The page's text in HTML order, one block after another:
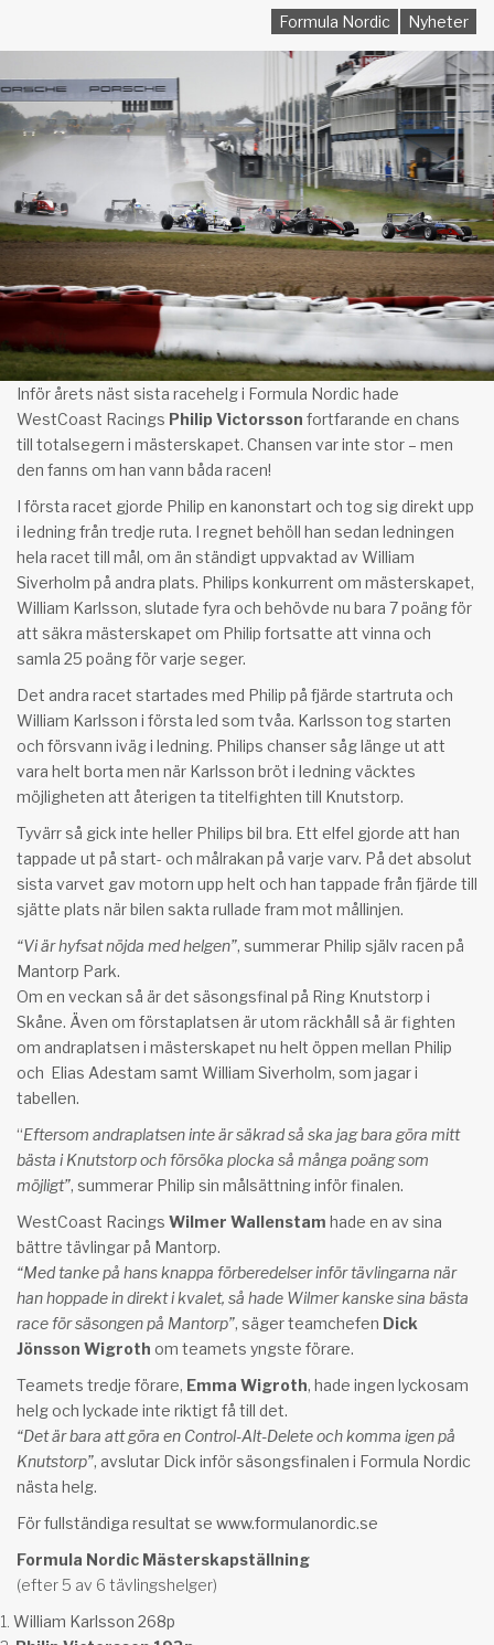
Formula Nordic Nyheter
Inför årets näst sista racehelg i Formula Nordic hade
WestCoast Racings Philip Victorsson fortfarande en chans
till totalsegern i mästerskapet. Chansen var inte stor – men
den fanns om han vann båda racen!
I första racet gjorde Philip en kanonstart och tog sig direkt upp
i ledning från tredje ruta. I regnet behöll han sedan ledningen
hela racet till mål, om än ständigt uppvaktad av William
Siverholm på andra plats. Philips konkurrent om mästerskapet,
William Karlsson, slutade fyra och behövde nu bara 7 poäng för
att säkra mästerskapet om Philip fortsatte att vinna och
samla 25 poäng för varje seger.
Det andra racet startades med Philip på fjärde startruta och
William Karlsson i första led som tvåa. Karlsson tog starten
och försvann iväg i ledning. Philips chanser såg länge ut att
vara helt borta men när Karlsson bröt i ledning väcktes
möjligheten att återigen ta titelfighten till Knutstorp.
Tyvärr så gick inte heller Philips bil bra. Ett elfel gjorde att han
tappade ut på start- och målrakan på varje varv. På det absolut
sista varvet gav motorn upp helt och han tappade från fjärde till
sjätte plats när bilen sakta rullade fram mot mållinjen.
“Vi är hyfsat nöjda med helgen”, summerar Philip själv racen på
Mantorp Park.
Om en veckan så är det säsongsfinal på Ring Knutstorp i
Skåne. Även om förstaplatsen är utom räckhåll så är fighten
om andraplatsen i mästerskapet nu helt öppen mellan Philip
och Elias Adestam samt William Siverholm, som jagar i
tabellen.
“Eftersom andraplatsen inte är säkrad så ska jag bara göra mitt
bästa i Knutstorp och försöka plocka så många poäng som
möjligt”, summerar Philip sin målsättning inför finalen.
WestCoast Racings Wilmer Wallenstam hade en av sina
bättre tävlingar på Mantorp.
“Med tanke på hans knappa förberedelser inför tävlingarna när
han hoppade in direkt i kvalet, så hade Wilmer kanske sina bästa
race för säsongen på Mantorp”, säger teamchefen Dick
Jönsson Wigroth om teamets yngste förare.
Teamets tredje förare, Emma Wigroth, hade ingen lyckosam
helg och lyckade inte riktigt få till det.
“Det är bara att göra en Control-Alt-Delete och komma igen på
Knutstorp”, avslutar Dick inför säsongsfinalen i Formula Nordic
nästa helg.
För fullständiga resultat se www.formulanordic.se
Formula Nordic Mästerskapställning
(efter 5 av 6 tävlingshelger)
William Karlsson 268p